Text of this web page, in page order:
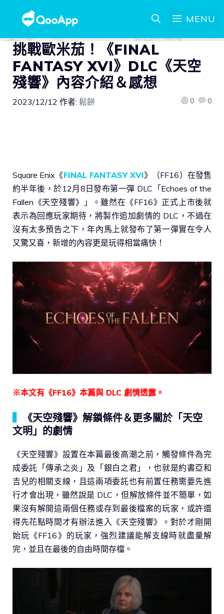
MENU
挑戰歐米茄！《FINAL
FANTASY XVI》DLC《天空
殘響》內容介紹＆感想
2023/12/12 作者: 鬆餅 0 0
Square Enix《FINAL FANTASY XVI》（FF16）在發售
約半年後，於12月8日發布第一彈 DLC「Echoes of the
Fallen《天空殘響》」。雖然在《FF16》正式上市後就
表示為回應玩家期待，將製作追加劇情的 DLC，不過在
沒有太多預告之下，年內馬上就發布了第一彈實在令人
又驚又喜，新增的內容更是玩得相當痛快！
※本文有《FF16》本篇與 DLC 劇情透露。
《天空殘響》解鎖條件＆更多關於「天空
文明」的劇情
《天空殘響》設置在本篇最後高潮之前，觸發條件為完
成委託「傳承之炎」及「銀白之君」，也就是約書亞和
吉兒的相關支線，且這兩項委託也有前置任務需要先進
行才會出現，雖然說是 DLC，但解放條件並不簡單，如
果沒有解開這兩個任務或存到最後檔案的玩家，或許還
得先花點時間才有辦法進入《天空殘響》。對於才剛開
始玩《FF16》的玩家，強烈建議能解支線時就盡量解
完，並且在最後的自由時間存檔。